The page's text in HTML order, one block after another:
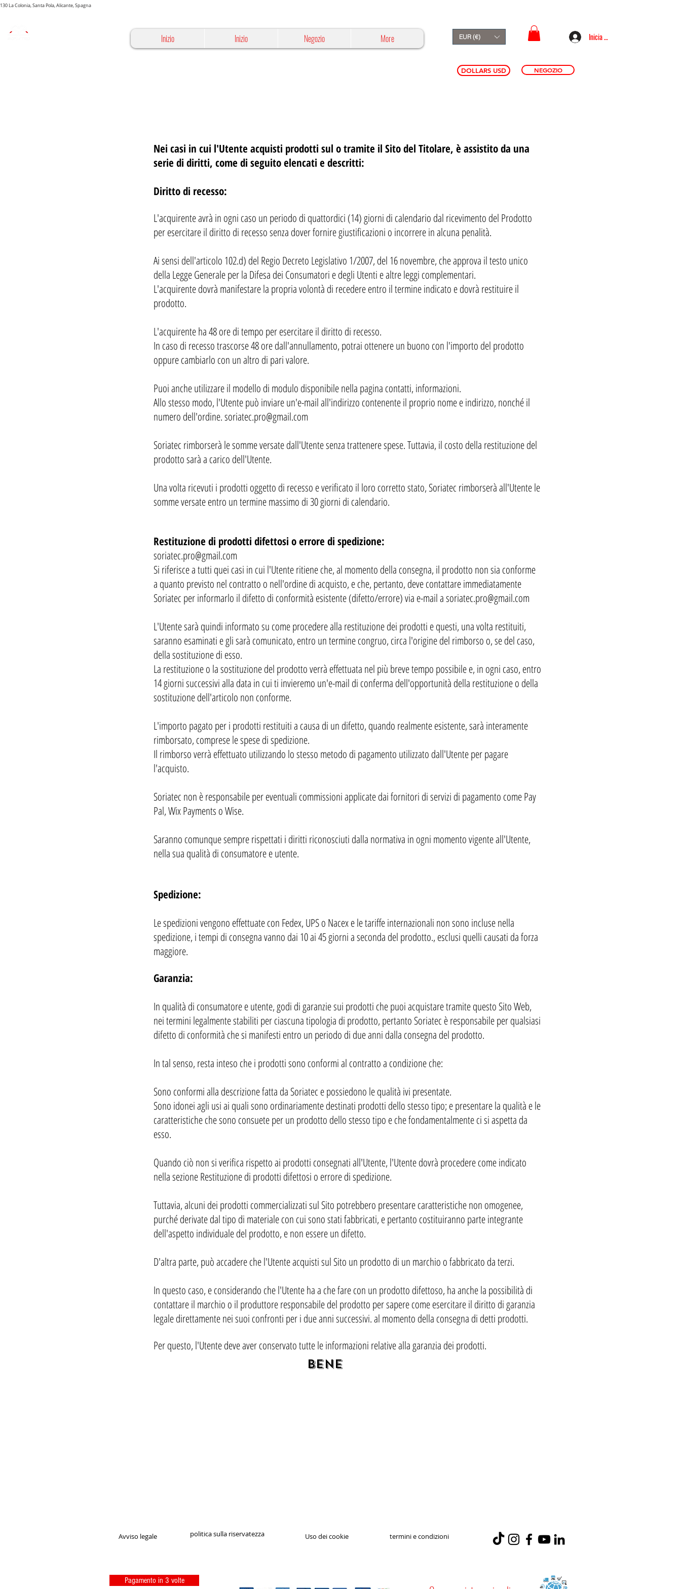
La Colonia, Santa Pola, Alicante, Spagna
Inizio Inizio Negozio More EUR (€) Inicia sesión
DOLLARS USD NEGOZIO
Nei casi in cui l'Utente acquisti prodotti sul o tramite il Sito del Titolare, è assistito da una
serie di diritti, come di seguito elencati e descritti:
Diritto di recesso:
L'acquirente avrà in ogni caso un periodo di quattordici (14) giorni di calendario dal ricevimento del Prodotto
per esercitare il diritto di recesso senza dover fornire giustificazioni o incorrere in alcuna penalità.
Ai sensi dell'articolo 102.d) del Regio Decreto Legislativo 1/2007, del 16 novembre, che approva il testo unico
della Legge Generale per la Difesa dei Consumatori e degli Utenti e altre leggi complementari.
L'acquirente dovrà manifestare la propria volontà di recedere entro il termine indicato e dovrà restituire il
prodotto.
L'acquirente ha 48 ore di tempo per esercitare il diritto di recesso.
In caso di recesso trascorse 48 ore dall'annullamento, potrai ottenere un buono con l'importo del prodotto
oppure cambiarlo con un altro di pari valore.
Puoi anche utilizzare il modello di modulo disponibile nella pagina contatti, informazioni.
Allo stesso modo, l'Utente può inviare un'e-mail all'indirizzo contenente il proprio nome e indirizzo, nonché il
numero dell'ordine. soriatec.pro@gmail.com
Soriatec rimborserà le somme versate dall'Utente senza trattenere spese. Tuttavia, il costo della restituzione del
prodotto sarà a carico dell'Utente.
Una volta ricevuti i prodotti oggetto di recesso e verificato il loro corretto stato, Soriatec rimborserà all'Utente le
somme versate entro un termine massimo di 30 giorni di calendario.​
Restituzione di prodotti difettosi o errore di spedizione:
soriatec.pro@gmail.com
Si riferisce a tutti quei casi in cui l'Utente ritiene che, al momento della consegna, il prodotto non sia conforme
a quanto previsto nel contratto o nell'ordine di acquisto, e che, pertanto, deve contattare immediatamente
Soriatec per informarlo il difetto di conformità esistente (difetto/errore) via e-mail asoriatec.pro@gmail.com
L'Utente sarà quindi informato su come procedere alla restituzione dei prodotti e questi, una volta restituiti,
saranno esaminati e gli sarà comunicato, entro un termine congruo, circa l'origine del rimborso o, se del caso,
della sostituzione di esso.
La restituzione o la sostituzione del prodotto verrà effettuata nel più breve tempo possibile e, in ogni caso, entro
14 giorni successivi alla data in cui ti invieremo un'e-mail di conferma dell'opportunità della restituzione o della
sostituzione dell'articolo non conforme.
L'importo pagato per i prodotti restituiti a causa di un difetto, quando realmente esistente, sarà interamente
rimborsato, comprese le spese di spedizione.
Il rimborso verrà effettuato utilizzando lo stesso metodo di pagamento utilizzato dall'Utente per pagare
l'acquisto.
Soriatec non è responsabile per eventuali commissioni applicate dai fornitori di servizi di pagamento come Pay
Pal, Wix Payments o Wise.
Saranno comunque sempre rispettati i diritti riconosciuti dalla normativa in ogni momento vigente all'Utente,
nella sua qualità di consumatore e utente.
Spedizione:
Le spedizioni vengono effettuate con Fedex, UPS o Nacex e le tariffe internazionali non sono incluse nella
spedizione, i tempi di consegna vanno dai 10 ai 45 giorni a seconda del prodotto., esclusi quelli causati da forza
maggiore.
Garanzia:
In qualità di consumatore e utente, godi di garanzie sui prodotti che puoi acquistare tramite questo Sito Web,
nei termini legalmente stabiliti per ciascuna tipologia di prodotto, pertanto Soriatec è responsabile per qualsiasi
difetto di conformità che si manifesti entro un periodo di due anni dalla consegna del prodotto.
In tal senso, resta inteso che i prodotti sono conformi al contratto a condizione che:
Sono conformi alla descrizione fatta da Soriatec e possiedono le qualità ivi presentate.
Sono idonei agli usi ai quali sono ordinariamente destinati prodotti dello stesso tipo; e presentare la qualità e le
caratteristiche che sono consuete per un prodotto dello stesso tipo e che fondamentalmente ci si aspetta da
esso.
Quando ciò non si verifica rispetto ai prodotti consegnati all'Utente, l'Utente dovrà procedere come indicato
nella sezione Restituzione di prodotti difettosi o errore di spedizione.
Tuttavia, alcuni dei prodotti commercializzati sul Sito potrebbero presentare caratteristiche non omogenee,
purché derivate dal tipo di materiale con cui sono stati fabbricati, e pertanto costituiranno parte integrante
dell'aspetto individuale del prodotto, e non essere un difetto.
D'altra parte, può accadere che l'Utente acquisti sul Sito un prodotto di un marchio o fabbricato da terzi.
In questo caso, e considerando che l'Utente ha a che fare con un prodotto difettoso, ha anche la possibilità di
contattare il marchio o il produttore responsabile del prodotto per sapere come esercitare il diritto di garanzia
legale direttamente nei suoi confronti per i due anni successivi. al momento della consegna di detti prodotti.
Per questo, l'Utente deve aver conservato tutte le informazioni relative alla garanzia dei prodotti.
bene
Avviso legale politica sulla riservatezza Uso dei cookie termini e condizioni
Pagamento in 3 volte